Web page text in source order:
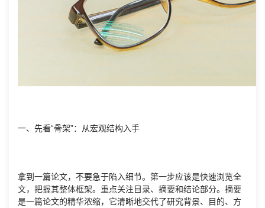
一、先看“骨架”：从宏观结构入手
拿到一篇论文，不要急于陷入细节。第一步应该是快速浏览全
文，把握其整体框架。重点关注目录、摘要和结论部分。摘要
是一篇论文的精华浓缩，它清晰地交代了研究背景、目的、方